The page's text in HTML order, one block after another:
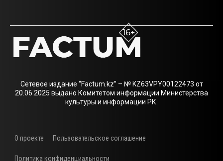
Сетевое издание “Factum.kz” – № KZ63VPY00122473 от
20.06.2025 выдано Комитетом информации Министерства
культуры и информации РК.
О проекте Пользовательское соглашение
Политика конфиденциальности